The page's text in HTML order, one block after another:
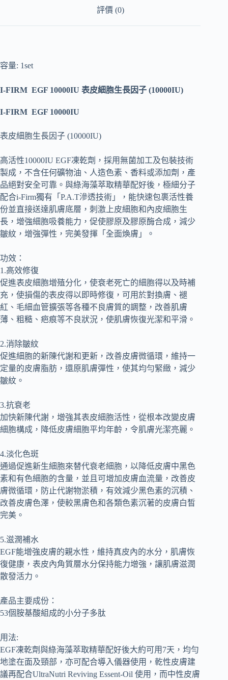
評價 (0)
容量: 1set
I-FIRM EGF 10000IU 表皮細胞生長因子 (10000IU)
I-FIRM EGF 10000IU
表皮細胞生長因子 (10000IU)
高活性10000IU EGF凍乾劑，採用無菌加工及包裝技術
製成，不含任何礦物油、人造色素、香料或添加劑，產
品絕對安全可靠。與綠海藻萃取精華配好後，極細分子
配合i-Firm獨有「 P.A.T滲透技術」，能快速包裹活性養
份並直接送達肌膚底層，刺激上皮細胞和內皮細胞生
長，增強細胞吸養能力，促使膠原及膠原酶合成，減少
皺紋，增強彈性，完美發揮「全面煥膚」。
功效：
1.高效修復
促進表皮細胞增殖分化，使衰老死亡的細胞得以及時補
充，使損傷的表皮得以即時修復，可用於對換膚、褪
紅、毛細血管擴張等各種不良膚質的調整，改善肌膚
薄、粗糙、疤痕等不良狀況，使肌膚恢復光潔和平滑。
2.消除皺紋
促進細胞的新陳代謝和更新，改善皮膚微循環，維持一
定量的皮膚脂肪，還原肌膚彈性，使其均勻緊緻，減少
皺紋。
3.抗衰老
加快新陳代謝，增強其表皮細胞活性，從根本改變皮膚
細胞構成，降低皮膚細胞平均年齡，令肌膚光潔亮麗。
4.淡化色斑
通過促進新生細胞來替代衰老細胞，以降低皮膚中黑色
素和有色細胞的含量，並且可增加皮膚血流量，改善皮
膚微循環，防止代謝物淤積，有效減少黑色素的沉積、
改善皮膚色澤，使較黑膚色和各類色素沉著的皮膚白皙
完美。
5.滋潤補水
EGF能增強皮膚的親水性，維持真皮內的水分，肌膚恢
復健康，表皮內角質層水分保持能力增強，讓肌膚滋潤
散發活力。
產品主要成份：
53個胺基酸組成的小分子多肽
用法:
EGF凍乾劑與綠海藻萃取精華配好後大約可用 7天，均勻
地塗在面及頸部，亦可配合導入儀器使用，乾性皮膚建
議再配合UltraNutri Reviving Essent-Oil 使用，而中性皮膚